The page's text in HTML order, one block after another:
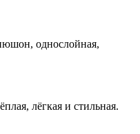
однослойная,
лёгкая и стильная.